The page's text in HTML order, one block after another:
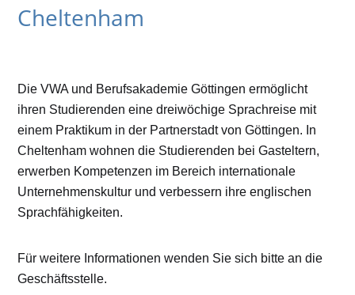
Cheltenham
Die VWA und Berufsakademie Göttingen ermöglicht
ihren Studierenden eine dreiwöchige Sprachreise mit
einem Praktikum in der Partnerstadt von Göttingen. In
Cheltenham wohnen die Studierenden bei Gasteltern,
erwerben Kompetenzen im Bereich internationale
Unternehmenskultur und verbessern ihre englischen
Sprachfähigkeiten.
Für weitere Informationen wenden Sie sich bitte an die
Geschäftsstelle.